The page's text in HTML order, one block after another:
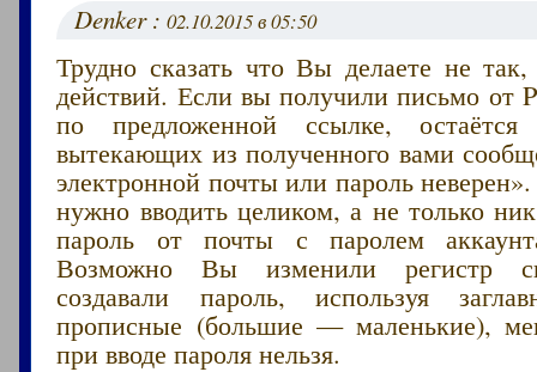
Denker :02.10.2015 в 05:50
Трудно сказать что Вы делаете не
действий. Если вы получили письмо от
по предложенной ссылке,
вытекающих из полученного вами
электронной почты или пароль
нужно вводить целиком, а не только
пароль от почты с паролем
Возможно Вы изменили регистр
создавали пароль, используя
прописные (большие — маленькие),
при вводе пароля нельзя.